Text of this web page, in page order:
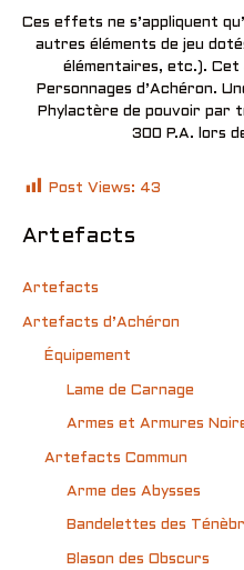
Ces effets ne s’appliquent
autres éléments de jeu
élémentaires, etc.).
Personnages d’Achéron.
Phylactère de pouvoir par
300 P.A. lors
Post Views: 43
Artefacts
Artefacts
Artefacts d’Achéron
Équipement
Lame de Carnage
Armes et Armures
Artefacts Commun
Arme des Abysses
Bandelettes des
Blason des Obscurs